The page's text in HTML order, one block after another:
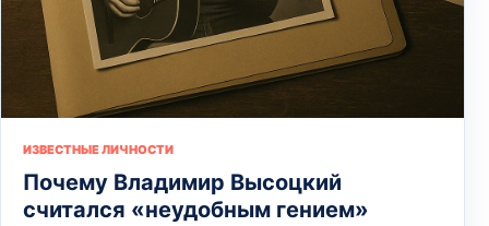
ИЗВЕСТНЫЕ ЛИЧНОСТИ
Почему Владимир Высоцкий
считался «неудобным гением»